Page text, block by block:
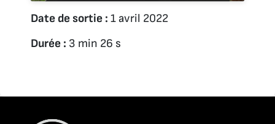
Date de sortie : 1 avril 2022
Durée : 3 min 26 s